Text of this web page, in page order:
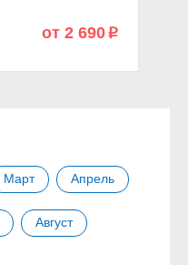
от 2 690 p
Март Апрель
Август